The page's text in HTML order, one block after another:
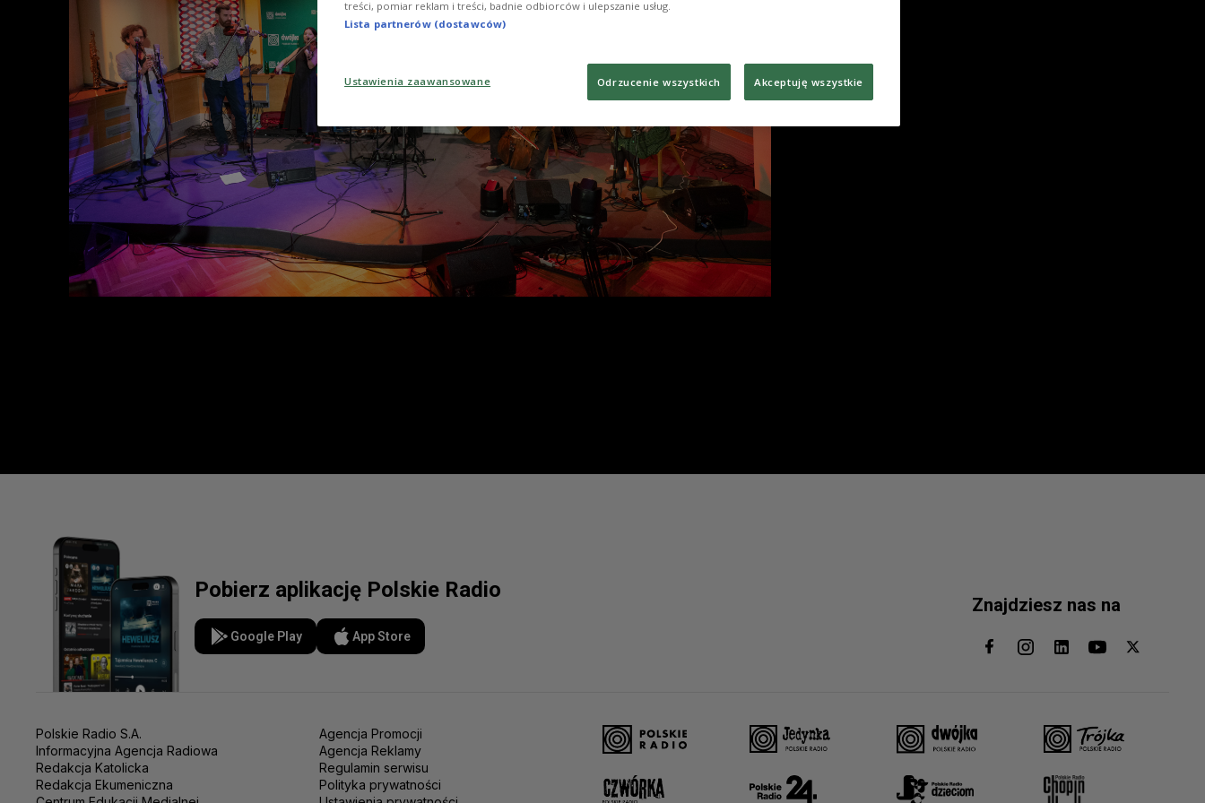
Pobierz aplikację Polskie Radio
Google Play App Store
Znajdziesz nas na
Polskie Radio S.A.
Informacyjna Agencja Radiowa
Redakcja Katolicka
Redakcja Ekumeniczna
Agencja Promocji
Agencja Reklamy
Regulamin serwisu
Polityka prywatności
treści, pomiar reklam i treści, badnie odbiorców i ulepszanie usług.
Lista partnerów (dostawców)
Ustawienia zaawansowane Odrzucenie wszystkich Akceptuję wszystkie